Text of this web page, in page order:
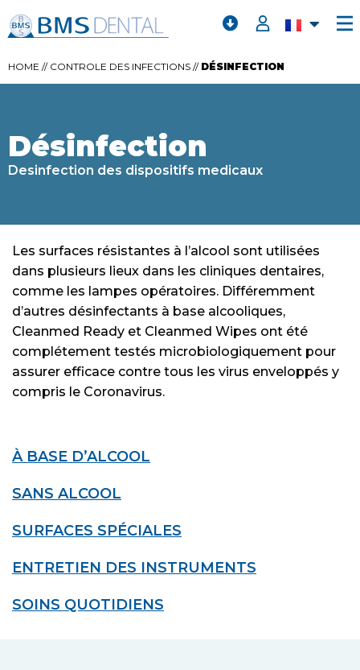
HOME // CONTROLE DES INFECTIONS // DÉSINFECTION
Désinfection
Desinfection des dispositifs medicaux
Les surfaces résistantes à l’alcool sont utilisées
dans plusieurs lieux dans les cliniques dentaires,
comme les lampes opératoires. Différemment
d’autres désinfectants à base alcooliques,
Cleanmed Ready et Cleanmed Wipes ont été
complétement testés microbiologiquement pour
assurer efficace contre tous les virus enveloppés y
compris le Coronavirus.
À BASE D’ALCOOL
SANS ALCOOL
SURFACES SPÉCIALES
ENTRETIEN DES INSTRUMENTS
SOINS QUOTIDIENS